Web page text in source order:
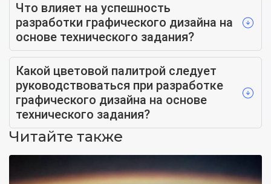
Что влияет на успешность
разработки графического дизайна на
основе технического задания?
Какой цветовой палитрой следует
руководствоваться при разработке
графического дизайна на основе
технического задания?
Читайте также